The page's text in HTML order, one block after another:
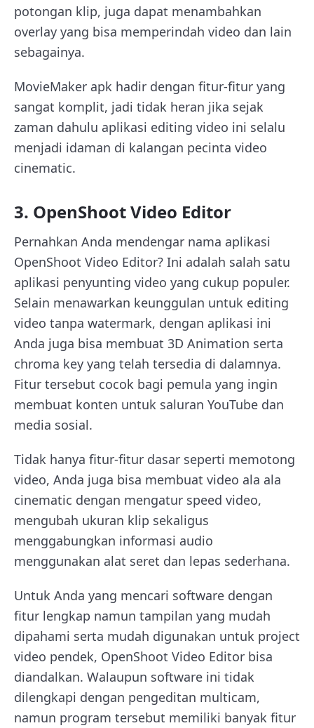
potongan klip, juga dapat menambahkan
overlay yang bisa memperindah video dan lain
sebagainya.
MovieMaker apk hadir dengan fitur-fitur yang
sangat komplit, jadi tidak heran jika sejak
zaman dahulu aplikasi editing video ini selalu
menjadi idaman di kalangan pecinta video
cinematic.
3. OpenShoot Video Editor
Pernahkan Anda mendengar nama aplikasi
OpenShoot Video Editor? Ini adalah salah satu
aplikasi penyunting video yang cukup populer.
Selain menawarkan keunggulan untuk editing
video tanpa watermark, dengan aplikasi ini
Anda juga bisa membuat 3D Animation serta
chroma key yang telah tersedia di dalamnya.
Fitur tersebut cocok bagi pemula yang ingin
membuat konten untuk saluran YouTube dan
media sosial.
Tidak hanya fitur-fitur dasar seperti memotong
video, Anda juga bisa membuat video ala ala
cinematic dengan mengatur speed video,
mengubah ukuran klip sekaligus
menggabungkan informasi audio
menggunakan alat seret dan lepas sederhana.
Untuk Anda yang mencari software dengan
fitur lengkap namun tampilan yang mudah
dipahami serta mudah digunakan untuk project
video pendek, OpenShoot Video Editor bisa
diandalkan. Walaupun software ini tidak
dilengkapi dengan pengeditan multicam,
namun program tersebut memiliki banyak fitur